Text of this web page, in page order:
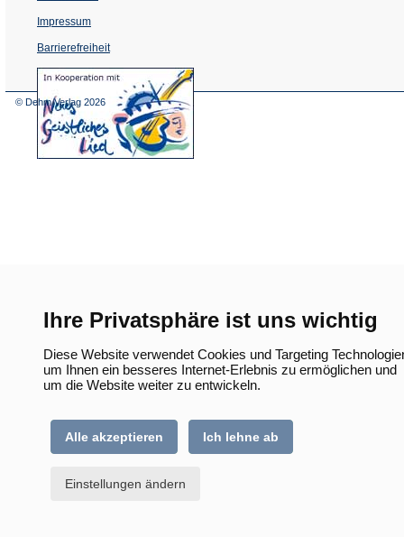
Ihre Privatsphäre ist uns wichtig
Diese Website verwendet Cookies und Targeting
um Ihnen ein besseres Internet-Erlebnis zu ermöglichen und
um die Website weiter zu entwickeln.
Alle akzeptieren Ich lehne ab
Einstellungen ändern
Impressum
Barrierefreiheit
(Öffnet
in
© Dehm Verlag 2026